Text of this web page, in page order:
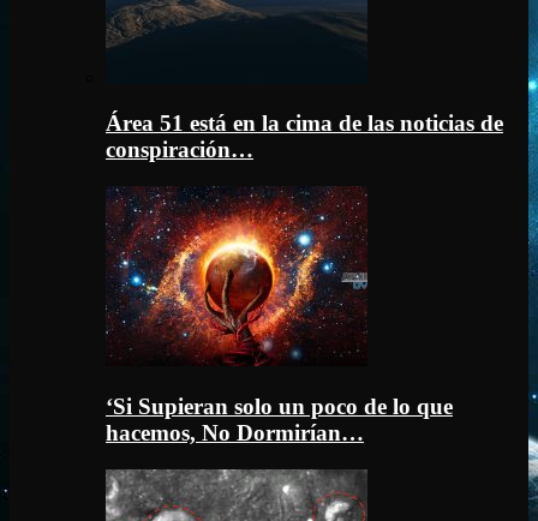
Área 51 está en la cima de las noticias de
conspiración…
‘Si Supieran solo un poco de lo que
hacemos, No Dormirían…